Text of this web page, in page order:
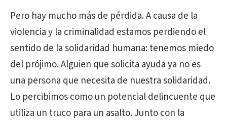
Pero hay mucho más de pérdida. A causa de la
violencia y la criminalidad estamos perdiendo el
sentido de la solidaridad humana: tenemos miedo
del prójimo. Alguien que solicita ayuda ya no es
una persona que necesita de nuestra solidaridad.
Lo percibimos como un potencial delincuente que
utiliza un truco para un asalto. Junto con la